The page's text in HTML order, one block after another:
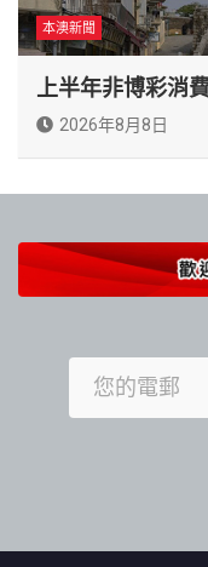
本澳新聞
上半年非博彩消
2026年8月8日